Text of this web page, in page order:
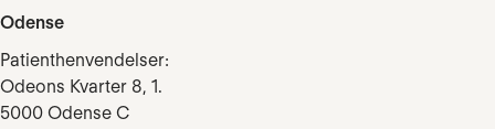
Odense
Patienthenvendelser:
Odeons Kvarter 8, 1.
5000 Odense C